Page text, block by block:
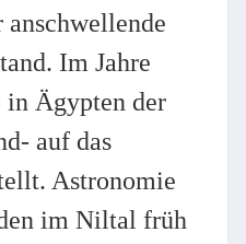
Im Jahre
in Ägypten der
auf das
Astronomie
im Niltal früh